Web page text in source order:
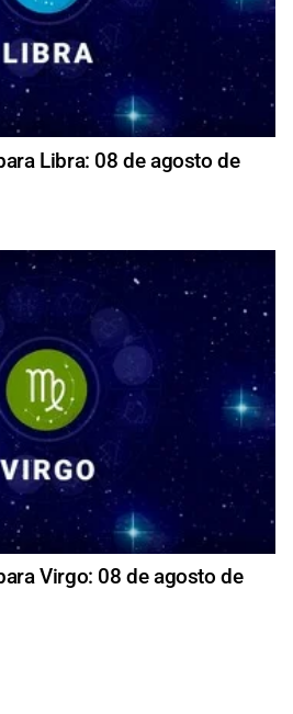
Libra: 08 de agosto de
Virgo: 08 de agosto de